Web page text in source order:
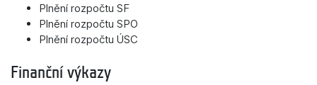
Plnění rozpočtu SF
Plnění rozpočtu SPO
Plnění rozpočtu ÚSC
Finanční výkazy